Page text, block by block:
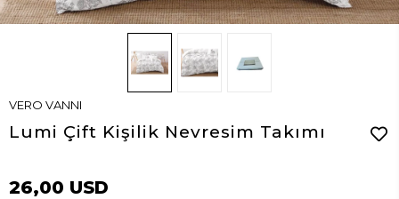
VERO VANNI
Lumi Çift Kişilik Nevresim Takımı
26,00 USD